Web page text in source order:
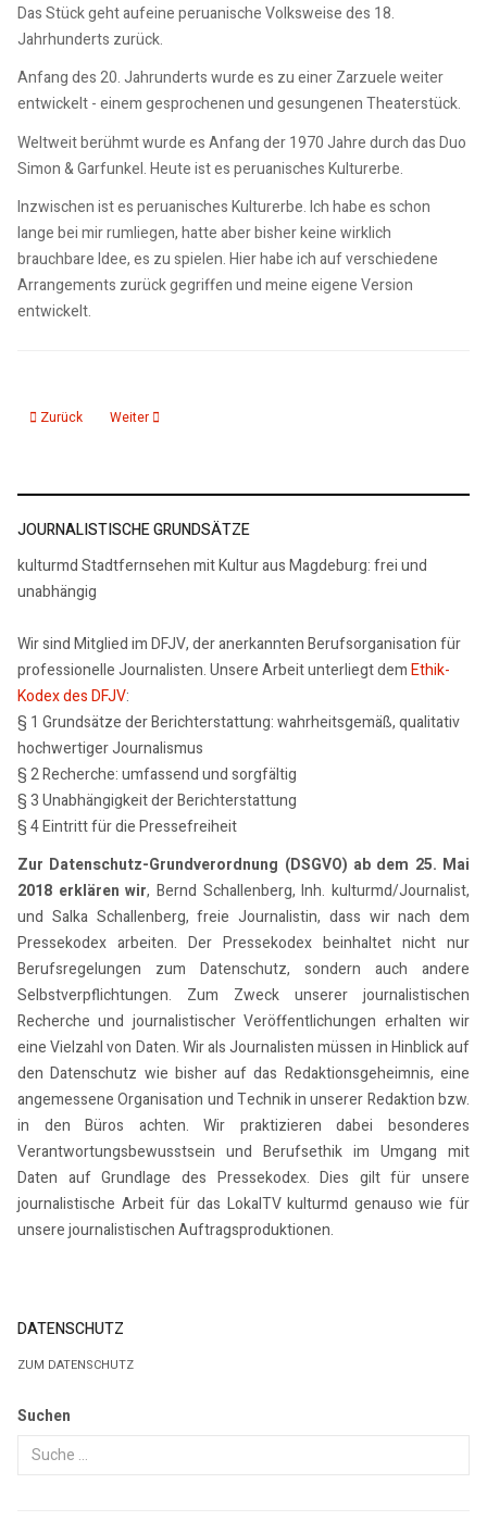
Das Stück geht aufeine peruanische Volksweise des 18.
Jahrhunderts zurück.
Anfang des 20. Jahrunderts wurde es zu einer Zarzuele weiter
entwickelt - einem gesprochenen und gesungenen Theaterstück.
Weltweit berühmt wurde es Anfang der 1970 Jahre durch das Duo
Simon & Garfunkel. Heute ist es peruanisches Kulturerbe.
Inzwischen ist es peruanisches Kulturerbe. Ich habe es schon
lange bei mir rumliegen, hatte aber bisher keine wirklich
brauchbare Idee, es zu spielen. Hier habe ich auf verschiedene
Arrangements zurück gegriffen und meine eigene Version
entwickelt.
Vorheriger Beitrag: Sunrise Nora Jones
Zurück Nächster Beitrag: Freiheit
Weiter
JOURNALISTISCHE GRUNDSÄTZE
kulturmd Stadtfernsehen mit Kultur aus Magdeburg: frei und
unabhängig
Wir sind Mitglied im DFJV, der anerkannten Berufsorganisation für
professionelle Journalisten. Unsere Arbeit unterliegt demEthik-
Kodex des DFJV:
§ 1 Grundsätze der Berichterstattung: wahrheitsgemäß, qualitativ
hochwertiger Journalismus
§ 2 Recherche: umfassend und sorgfältig
§ 3 Unabhängigkeit der Berichterstattung
§ 4 Eintritt für die Pressefreiheit
Zur Datenschutz-Grundverordnung (DSGVO) ab dem 25. Mai
2018 erklären wir, Bernd Schallenberg, Inh. kulturmd/Journalist,
und Salka Schallenberg, freie Journalistin, dass wir nach dem
Pressekodex arbeiten. Der Pressekodex beinhaltet nicht nur
Berufsregelungen zum Datenschutz, sondern auch andere
Selbstverpflichtungen. Zum Zweck unserer journalistischen
Recherche und journalistischer Veröffentlichungen erhalten wir
eine Vielzahl von Daten. Wir als Journalisten müssen in Hinblick auf
den Datenschutz wie bisher auf das Redaktionsgeheimnis, eine
angemessene Organisation und Technik in unserer Redaktion bzw.
in den Büros achten. Wir praktizieren dabei besonderes
Verantwortungsbewusstsein und Berufsethik im Umgang mit
Daten auf Grundlage des Pressekodex. Dies gilt für unsere
journalistische Arbeit für das LokalTV kulturmd genauso wie für
unsere journalistischen Auftragsproduktionen.
DATENSCHUTZ
ZUM DATENSCHUTZ
Suchen